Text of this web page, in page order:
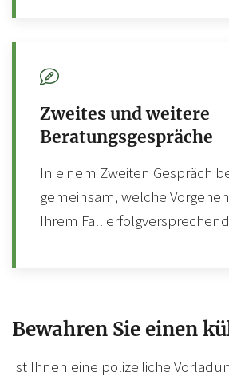
Zweites und weitere
Beratungsgespräche
In einem Zweiten Gespräch
gemeinsam, welche
Ihrem Fall
Bewahren Sie einen
Ist Ihnen eine polizeiliche